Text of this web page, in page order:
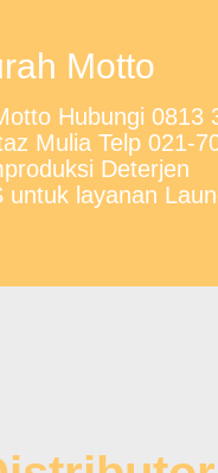
Motto
Hubungi 0813
Mulia Telp 021-
Deterjen
untuk layanan